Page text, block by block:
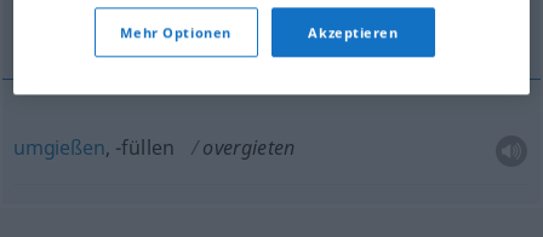
umgießen, -füllen
umgießen, -füllen overgieten
Mehr Optionen Akzeptieren